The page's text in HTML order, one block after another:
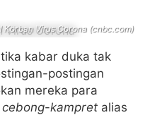
Korban Virus Corona (cnbc.com)
kabar duka tak
postingan
mereka para
cebong-kampretalias